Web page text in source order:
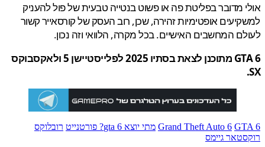
מדובר בפליטת פה או פשוט בנטייה טבעית של פול להעניק
אופטימיות זהירה, שכן, רוב העסק של קורסאייר קשור
המחשבים האישיים. בכל מקרה, הלוואי וזה נכון.
GTA 6 מתוכנן לצאת בסתיו 2025 לפלייסטיישן 5 ולאקסבוקס
Grand Theft Auto 6 מתי יוצא gta 6? פורטנייט
רובלוקס
גיימס